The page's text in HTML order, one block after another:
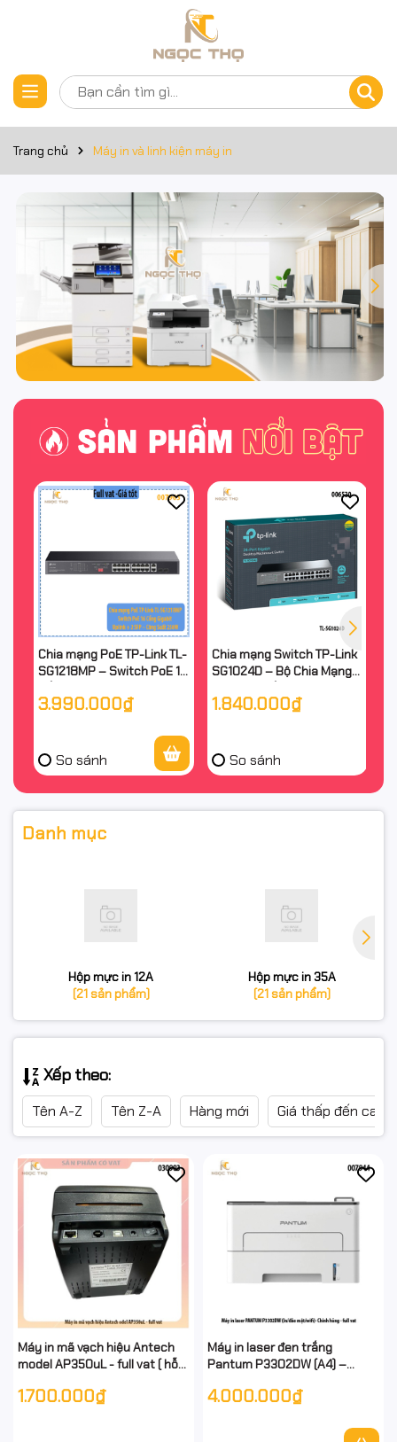
Trang chủ Máy in và linh kiện máy in
Chia mạng PoE TP-Link TL-
SG1218MP – Switch PoE 16
SFP – Công Suất 250W –
3.990.000₫
So sánh
Chia mạng Switch TP-Link
SG1024D – Bộ Chia Mạng
10/100/1000Mbps – Vỏ
1.840.000₫
So sánh
Danh mục
Hộp mực in 12A
(21 sản phẩm)
Hộp mực in 35A
(21 sản phẩm)
Xếp theo:
Tên A-Z Tên Z-A Hàng mới Giá thấp đến cao
Máy in mã vạch hiệu Antech
model AP350uL - full vat ( hỗ
1.700.000₫
Máy in laser đen trắng
Pantum P3302DW (A4) –
+ LAN + Wi‑Fi – Chính hãng -
4.000.000₫